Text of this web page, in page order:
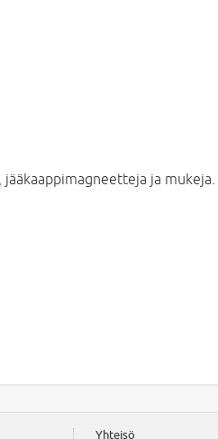
ja mukeja.
Yhteisö